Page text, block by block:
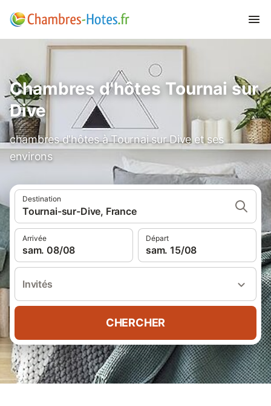
Chambres d'hôtes Tournai sur
Dive
chambres d'hôtes à Tournai sur Dive et ses
environs
Destination
Tournai-sur-Dive, France
Arrivée
sam. 08/08
Départ
sam. 15/08
Invités
CHERCHER